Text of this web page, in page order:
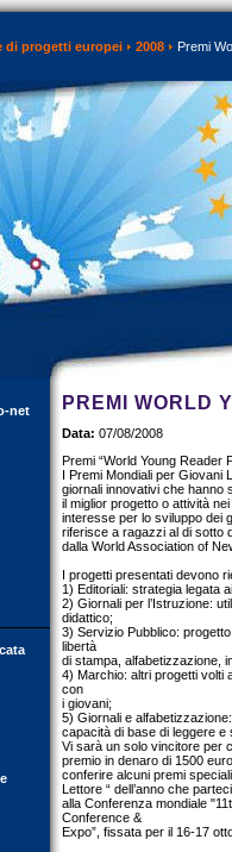
di progetti europei 2008 Premi
net PREMI WORLD
Data: 07/08/2008
Premi “World Young Reader
I Premi Mondiali per Giovani
giornali innovativi che hanno
il miglior progetto o attività
interesse per lo sviluppo dei
riferisce a ragazzi al di sotto
dalla World Association of
I progetti presentati devono
1) Editoriali: strategia legata
2) Giornali per l’Istruzione:
didattico;
3) Servizio Pubblico:
libertà
di stampa, alfabetizzazione,
4) Marchio: altri progetti volti
con
i giovani;
5) Giornali e
capacità di base di leggere e
Vi sarà un solo vincitore per
premio in denaro di 1500
conferire alcuni premi
Lettore “ dell’anno che
alla Conferenza mondiale
Conference &
Expo”, fissata per il 16-17